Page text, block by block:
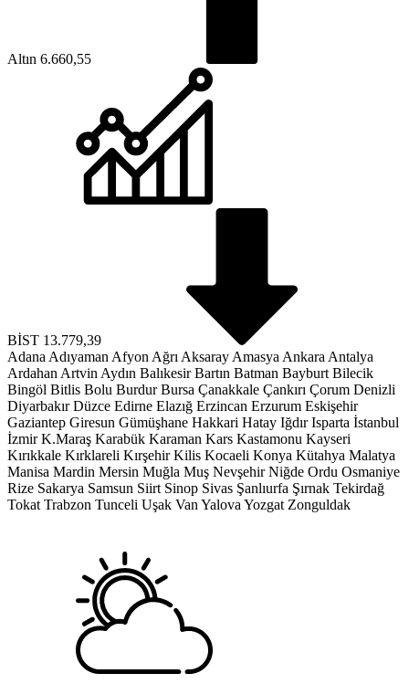
Altın 6.660,55
BİST 13.779,39
Adana Adıyaman Afyon Ağrı Aksaray Amasya Ankara Antalya
Ardahan Artvin Aydın Balıkesir Bartın Batman Bayburt Bilecik
Bingöl Bitlis Bolu Burdur Bursa Çanakkale Çankırı Çorum Denizli
Diyarbakır Düzce Edirne Elazığ Erzincan Erzurum Eskişehir
Gaziantep Giresun Gümüşhane Hakkari Hatay Iğdır Isparta İstanbul
İzmir K.Maraş Karabük Karaman Kars Kastamonu Kayseri
Kırıkkale Kırklareli Kırşehir Kilis Kocaeli Konya Kütahya Malatya
Manisa Mardin Mersin Muğla Muş Nevşehir Niğde Ordu Osmaniye
Rize Sakarya Samsun Siirt Sinop Sivas Şanlıurfa Şırnak Tekirdağ
Tokat Trabzon Tunceli Uşak Van Yalova Yozgat Zonguldak